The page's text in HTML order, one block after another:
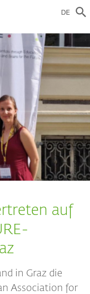
DE
auf
in Graz die
Association for